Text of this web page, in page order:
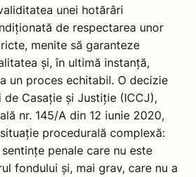
unei hotărâri
de respectarea unor
menite să garanteze
și, în ultimă instanță,
un proces echitabil. O decizie
Casație și Justiție (ICCJ),
nr. 145/A din 12 iunie 2020,
procedurală complexă:
penale care nu este
fondului și, mai grav, care nu a